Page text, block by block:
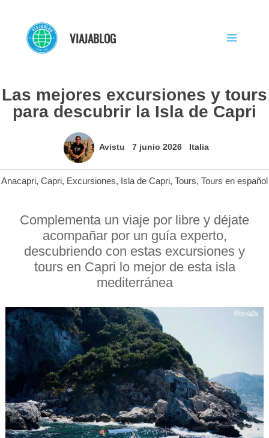
contenido
VIAJABLOG
Las mejores excursiones y tours
para descubrir la Isla de Capri
Avistu 7 junio 2026 Italia
Anacapri, Capri, Excursiones, Isla de Capri, Tours, Tours en español
Complementa un viaje por libre y déjate
acompañar por un guía experto,
descubriendo con estas excursiones y
tours en Capri lo mejor de esta isla
mediterránea